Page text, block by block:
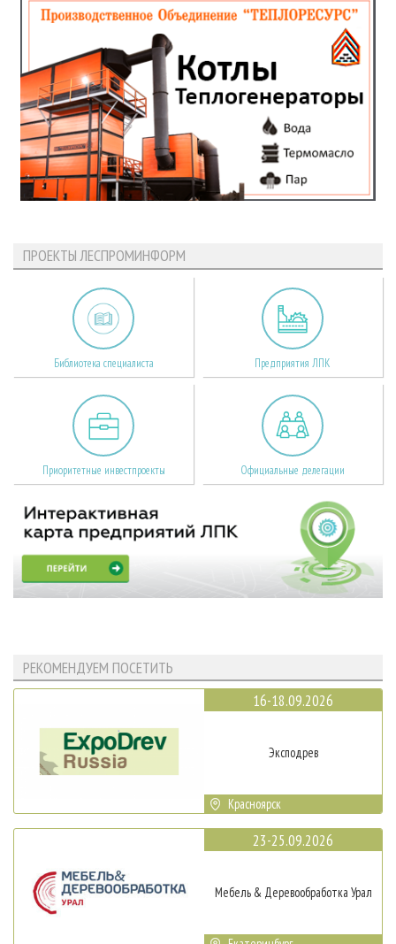
ПРОЕКТЫ ЛЕСПРОМИНФОРМ
Библиотека специалиста Предприятия ЛПК
Приоритетные инвестпроекты Официальные делегации
РЕКОМЕНДУЕМ ПОСЕТИТЬ
16-18.09.2026
Эксподрев
Красноярск
23-25.09.2026
Мебель & Деревообработка Урал